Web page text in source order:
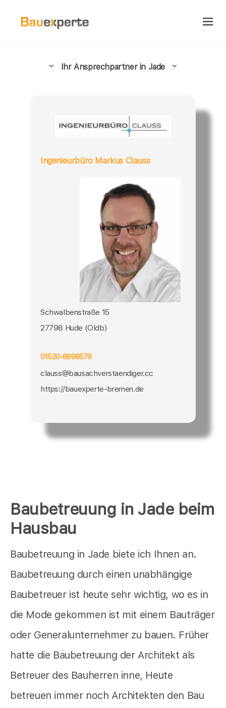
Baubetreuung in Jade beim
Hausbau
Baubetreuung in Jade biete ich Ihnen an.
Baubetreuung durch einen unabhängige
Baubetreuer ist heute sehr wichtig, wo es in
die Mode gekommen ist mit einem Bauträger
oder Generalunternehmer zu bauen. Früher
hatte die Baubetreuung der Architekt als
Betreuer des Bauherren inne, Heute
betreuen immer noch Architekten den Bau
Ihr Ansprechpartner in Jade
Ingenieurbüro Markus Clauss
Schwalbenstraße 15
27798 Hude (Oldb)
01520-8898579
clauss@bausachverstaendiger.cc
https://bauexperte-bremen.de